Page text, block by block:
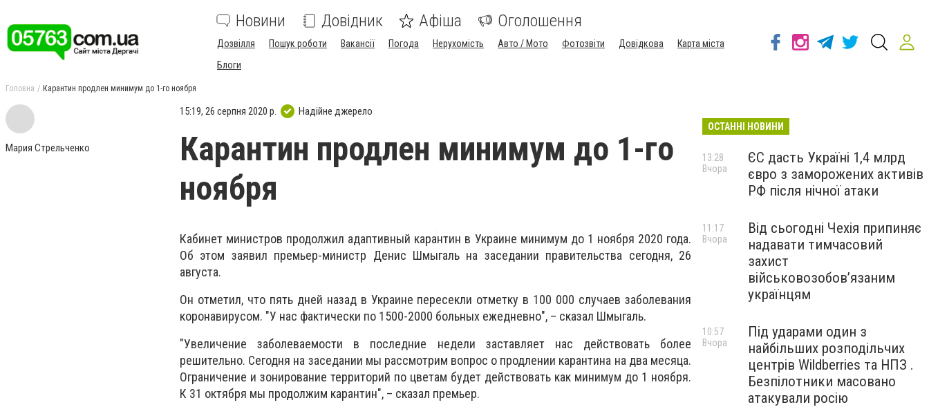
Новини Довідник Афіша Оголошення
Дозвілля Пошук роботи Вакансії Погода Нерухомість Авто / Мото Фотозвіти Довідкова
Карта міста
Блоги
Головна Карантин продлен минимум до 1-го ноября
Мария Стрельченко
15:19, 26 серпня 2020 р. Надійне джерело
Карантин продлен минимум до 1-го
ноября
Кабинет министров продолжил адаптивный карантин в Украине минимум до 1 ноября 2020 года.
Об этом заявил премьер-министр Денис Шмыгаль на заседании правительства сегодня,26
августа.
Он отметил, что пять дней назад в Украине пересекли отметку в 100 000 случаев заболевания
коронавирусом. "У нас фактически по 1500-2000 больных ежедневно", – сказал Шмыгаль.
"Увеличение заболеваемости в последние недели заставляет нас действовать более
решительно. Сегодня на заседании мы рассмотрим вопрос о продлении карантина на два месяца.
Ограничение и зонирование территорий по цветам будет действовать как минимум до 1 ноября.
К 31 октября мы продолжим карантин", – сказал премьер.
ОСТАННІ НОВИНИ
ЄС дасть Україні 1,4 млрд
євро з заморожених активів
РФ після нічної атаки
13:28
Вчора
Від сьогодні Чехія припиняє
надавати тимчасовий
захист
військовозобов’язаним
українцям
11:17
Вчора
Під ударами один з
найбільших розподільчих
центрів Wildberries та НПЗ .
Безпілотники масовано
атакували росію
10:57
Вчора